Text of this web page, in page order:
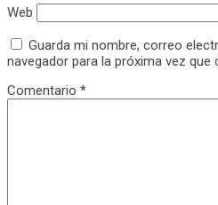
Web
Guarda mi nombre, correo
navegador para la próxima vez que
Comentario *